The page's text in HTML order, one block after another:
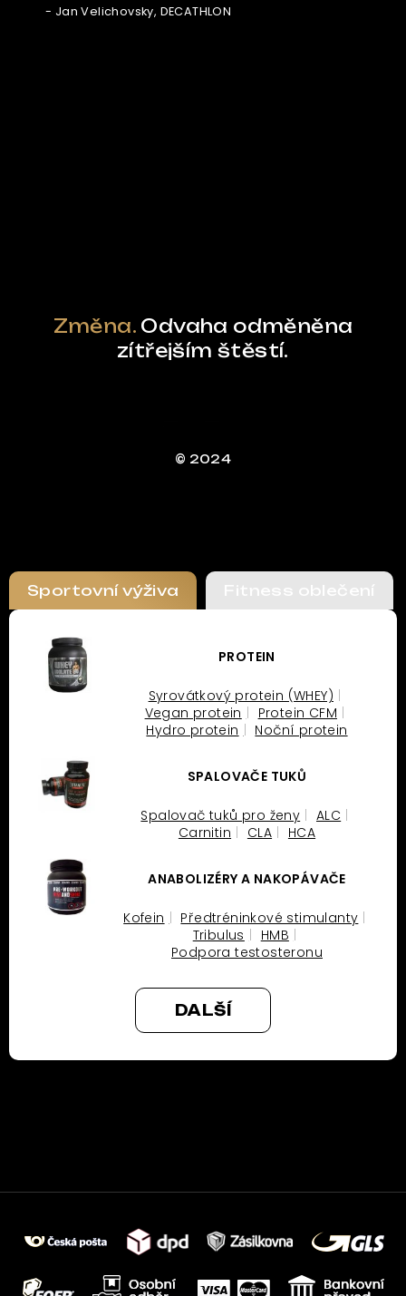
- Jan Velichovsky, DECATHLON
Změna. Odvaha odměněna
zítřejším štěstí.
© 2024
Sportovní výživa Fitness oblečení
PROTEIN
Syrovátkový protein (WHEY)
Vegan protein
Protein CFM
Hydro protein
Noční protein
SPALOVAČE TUKŮ
Spalovač tuků pro ženy
ALC
Carnitin
CLA HCA
ANABOLIZÉRY A NAKOPÁVAČE
Kofein
Předtréninkové stimulanty
Tribulus
HMB
Podpora testosteronu
DALŠÍ